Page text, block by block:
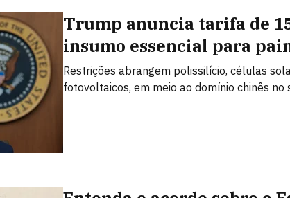
Trump anuncia tarifa de
insumo essencial para
Restrições abrangem polissilício, células
fotovoltaicos, em meio ao domínio chinês no